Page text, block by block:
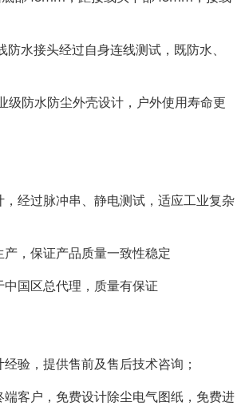
水接头经过自身连线测试，既防水、
级防水防尘外壳设计，户外使用寿命更
经过脉冲串、静电测试，适应工业复杂
，保证产品质量一致性稳定
国区总代理，质量有保证
验，提供售前及售后技术咨询；
客户，免费设计除尘电气图纸，免费进